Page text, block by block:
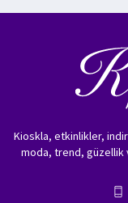
Kioskla, etkinlikler,
moda, trend, güzellik